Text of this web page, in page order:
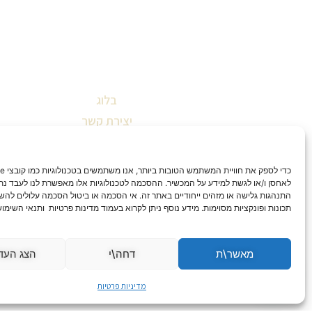
לאחסן ו/או לגשת למידע על המכשיר. ההסכמה לטכנולוגיות אלו מאפשרת לנו לעבד
התנהגות גלישה או מזהים ייחודיים באתר זה. אי הסכמה או ביטול הסכמה עלולים
תכונות ופונקציות מסוימות. מידע נוסף ניתן לקרוא בעמוד מדינות פרטיות ותנאי
מאשר\ת דחה\י הצג
מדיניות פרטיות
בלוג
יצירת קשר
הצהרת נגישות
מדיניות החזרות וביטולים